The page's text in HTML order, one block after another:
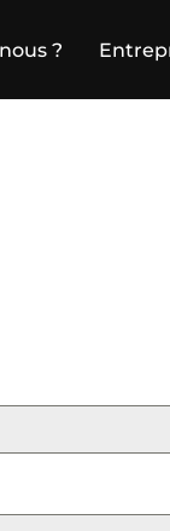
?